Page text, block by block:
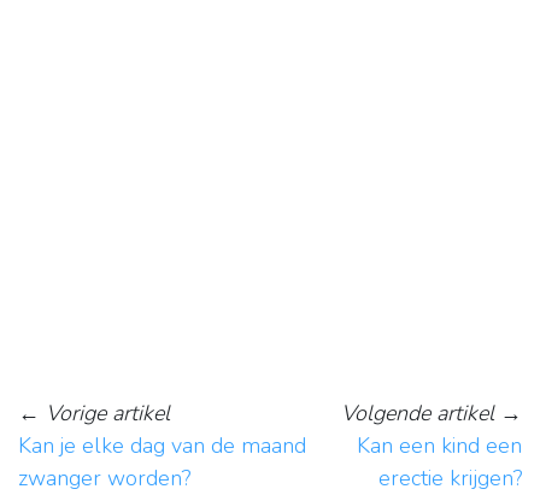
← Vorige artikel
Kan je elke dag van de maand
zwanger worden?
Volgende artikel→
Kan een kind een
erectie krijgen?